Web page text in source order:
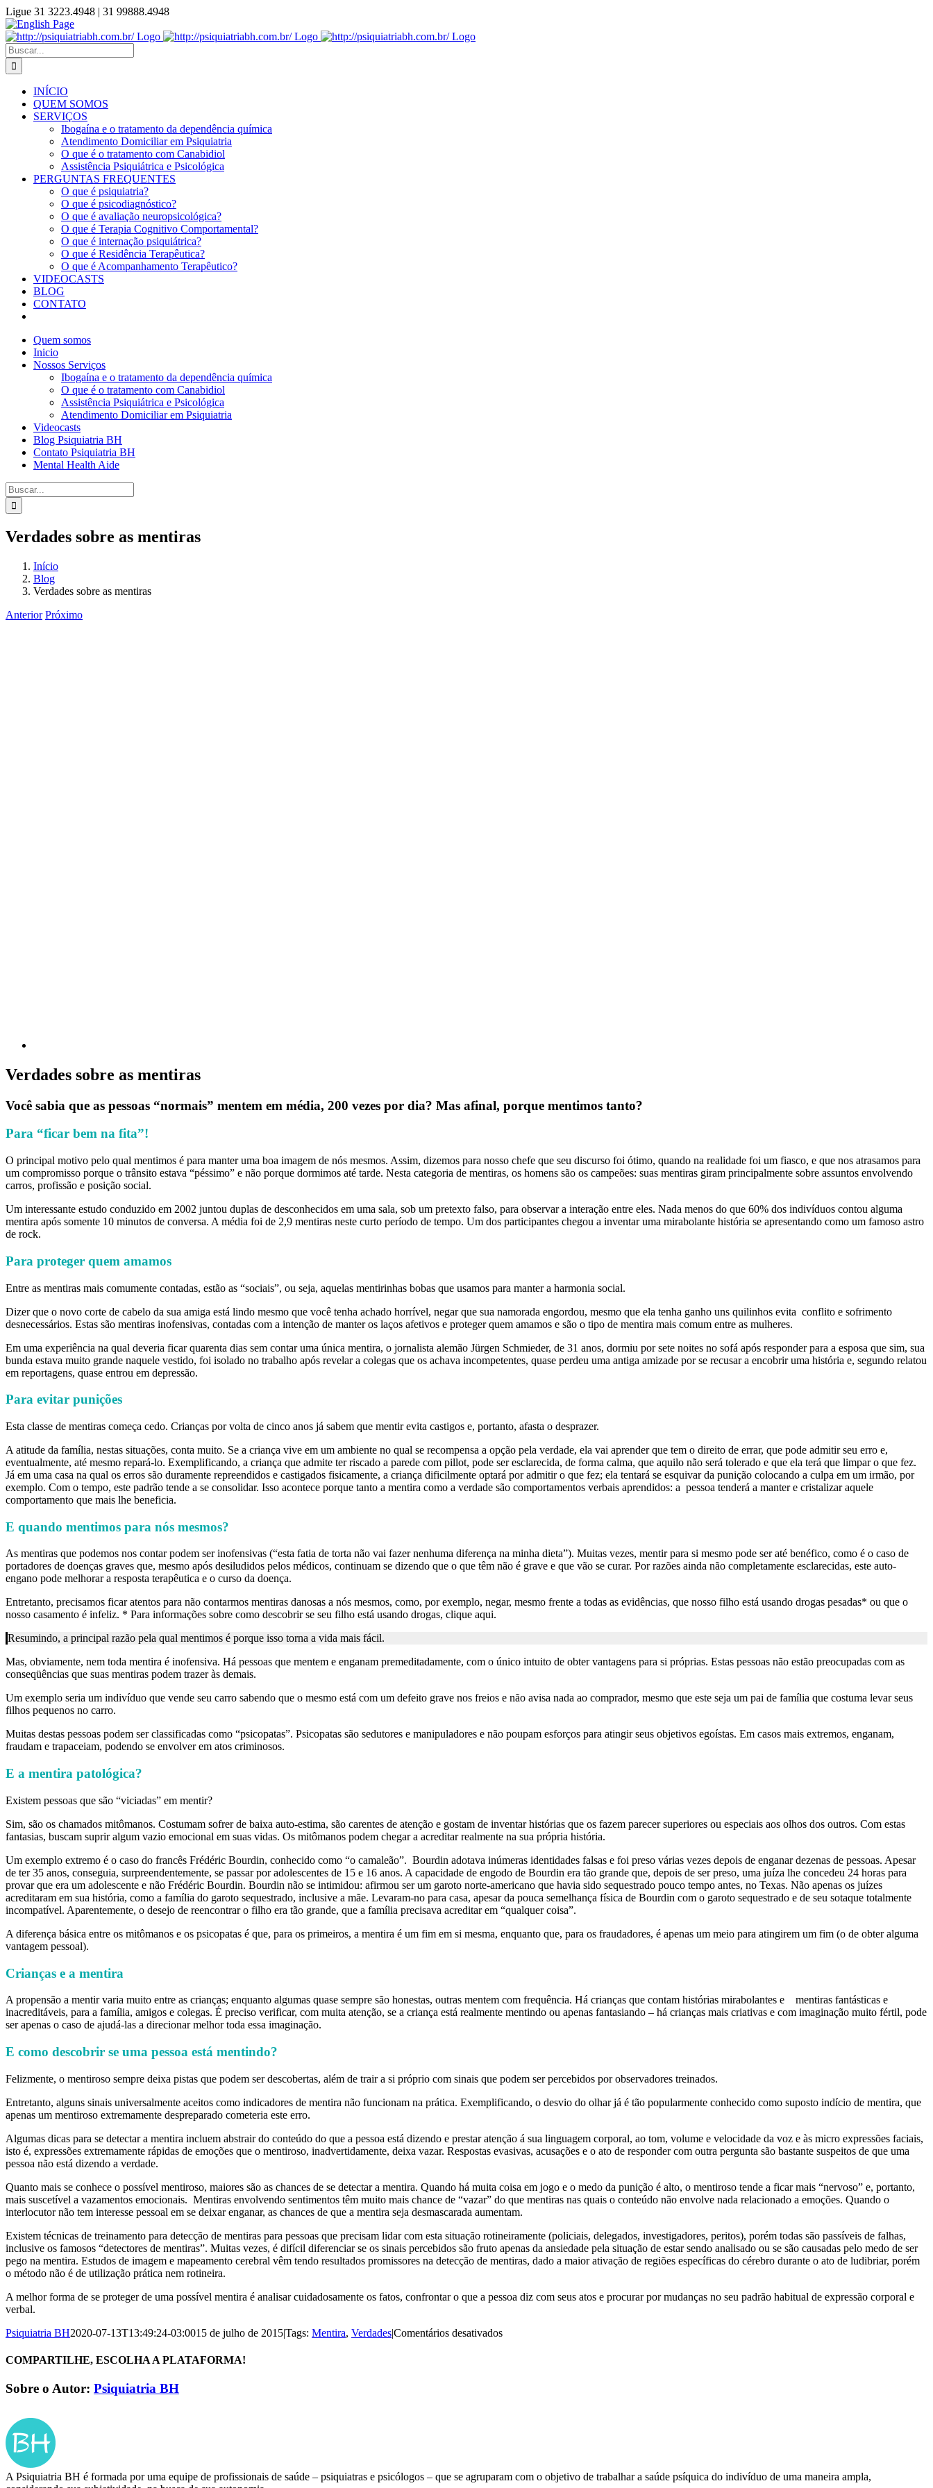
Ir
para
o
conteúdo
Ligue 31 3223.4948 | 31 99888.4948
Instagram
Facebook
YouTube
English
Page
Pesquisar
por:
INÍCIO
QUEM SOMOS
SERVIÇOS
Ibogaína e o tratamento da dependência química
Atendimento Domiciliar em Psiquiatria
O que é o tratamento com Canabidiol
Assistência Psiquiátrica e Psicológica
PERGUNTAS FREQUENTES
O que é psiquiatria?
O que é psicodiagnóstico?
O que é avaliação neuropsicológica?
O que é Terapia Cognitivo Comportamental?
O que é internação psiquiátrica?
O que é Residência Terapêutica?
O que é Acompanhamento Terapêutico?
VIDEOCASTS
BLOG
CONTATO
Quem somos
Inicio
Nossos Serviços
Ibogaína e o tratamento da dependência química
O que é o tratamento com Canabidiol
Assistência Psiquiátrica e Psicológica
Atendimento Domiciliar em Psiquiatria
Videocasts
Blog Psiquiatria BH
Contato Psiquiatria BH
Mental Health Aide
Pesquisar
por:
Verdades sobre as mentiras
Início
Blog
Verdades sobre as mentiras
Anterior Próximo
Verdades sobre as mentiras
Você sabia que as pessoas “normais” mentem em média, 200 vezes por dia? Mas afinal, porque mentimos tanto?
Para “ficar bem na fita”!
O principal motivo pelo qual mentimos é para manter uma boa imagem de nós mesmos. Assim, dizemos para nosso chefe que seu discurso foi ótimo, quando na realidade foi um fiasco, e que nos atrasamos para
um compromisso porque o trânsito estava “péssimo” e não porque dormimos até tarde. Nesta categoria de mentiras, os homens são os campeões: suas mentiras giram principalmente sobre assuntos envolvendo
carros, profissão e posição social.
Um interessante estudo conduzido em 2002 juntou duplas de desconhecidos em uma sala, sob um pretexto falso, para observar a interação entre eles. Nada menos do que 60% dos indivíduos contou alguma
mentira após somente 10 minutos de conversa. A média foi de 2,9 mentiras neste curto período de tempo. Um dos participantes chegou a inventar uma mirabolante história se apresentando como um famoso astro
de rock.
Para proteger quem amamos
Entre as mentiras mais comumente contadas, estão as “sociais”, ou seja, aquelas mentirinhas bobas que usamos para manter a harmonia social.
Dizer que o novo corte de cabelo da sua amiga está lindo mesmo que você tenha achado horrível, negar que sua namorada engordou, mesmo que ela tenha ganho uns quilinhos evita conflito e sofrimento
desnecessários. Estas são mentiras inofensivas, contadas com a intenção de manter os laços afetivos e proteger quem amamos e são o tipo de mentira mais comum entre as mulheres.
Em uma experiência na qual deveria ficar quarenta dias sem contar uma única mentira, o jornalista alemão Jürgen Schmieder, de 31 anos, dormiu por sete noites no sofá após responder para a esposa que sim, sua
bunda estava muito grande naquele vestido, foi isolado no trabalho após revelar a colegas que os achava incompetentes, quase perdeu uma antiga amizade por se recusar a encobrir uma história e, segundo relatou
em reportagens, quase entrou em depressão.
Para evitar punições
Esta classe de mentiras começa cedo. Crianças por volta de cinco anos já sabem que mentir evita castigos e, portanto, afasta o desprazer.
A atitude da família, nestas situações, conta muito. Se a criança vive em um ambiente no qual se recompensa a opção pela verdade, ela vai aprender que tem o direito de errar, que pode admitir seu erro e,
eventualmente, até mesmo repará-lo. Exemplificando, a criança que admite ter riscado a parede com pillot, pode ser esclarecida, de forma calma, que aquilo não será tolerado e que ela terá que limpar o que fez.
Já em uma casa na qual os erros são duramente repreendidos e castigados fisicamente, a criança dificilmente optará por admitir o que fez; ela tentará se esquivar da punição colocando a culpa em um irmão, por
exemplo. Com o tempo, este padrão tende a se consolidar. Isso acontece porque tanto a mentira como a verdade são comportamentos verbais aprendidos: a pessoa tenderá a manter e cristalizar aquele
comportamento que mais lhe beneficia.
E quando mentimos para nós mesmos?
As mentiras que podemos nos contar podem ser inofensivas (“esta fatia de torta não vai fazer nenhuma diferença na minha dieta”). Muitas vezes, mentir para si mesmo pode ser até benéfico, como é o caso de
portadores de doenças graves que, mesmo após desiludidos pelos médicos, continuam se dizendo que o que têm não é grave e que vão se curar. Por razões ainda não completamente esclarecidas, este auto-
engano pode melhorar a resposta terapêutica e o curso da doença.
Entretanto, precisamos ficar atentos para não contarmos mentiras danosas a nós mesmos, como, por exemplo, negar, mesmo frente a todas as evidências, que nosso filho está usando drogas pesadas* ou que o
nosso casamento é infeliz. * Para informações sobre como descobrir se seu filho está usando drogas, clique aqui.
Resumindo, a principal razão pela qual mentimos é porque isso torna a vida mais fácil.
Mas, obviamente, nem toda mentira é inofensiva. Há pessoas que mentem e enganam premeditadamente, com o único intuito de obter vantagens para si próprias. Estas pessoas não estão preocupadas com as
conseqüências que suas mentiras podem trazer às demais.
Um exemplo seria um indivíduo que vende seu carro sabendo que o mesmo está com um defeito grave nos freios e não avisa nada ao comprador, mesmo que este seja um pai de família que costuma levar seus
filhos pequenos no carro.
Muitas destas pessoas podem ser classificadas como “psicopatas”. Psicopatas são sedutores e manipuladores e não poupam esforços para atingir seus objetivos egoístas. Em casos mais extremos, enganam,
fraudam e trapaceiam, podendo se envolver em atos criminosos.
E a mentira patológica?
Existem pessoas que são “viciadas” em mentir?
Sim, são os chamados mitômanos. Costumam sofrer de baixa auto-estima, são carentes de atenção e gostam de inventar histórias que os fazem parecer superiores ou especiais aos olhos dos outros. Com estas
fantasias, buscam suprir algum vazio emocional em suas vidas. Os mitômanos podem chegar a acreditar realmente na sua própria história.
Um exemplo extremo é o caso do francês Frédéric Bourdin, conhecido como “o camaleão”. Bourdin adotava inúmeras identidades falsas e foi preso várias vezes depois de enganar dezenas de pessoas. Apesar
de ter 35 anos, conseguia, surpreendentemente, se passar por adolescentes de 15 e 16 anos. A capacidade de engodo de Bourdin era tão grande que, depois de ser preso, uma juíza lhe concedeu 24 horas para
provar que era um adolescente e não Frédéric Bourdin. Bourdin não se intimidou: afirmou ser um garoto norte-americano que havia sido sequestrado pouco tempo antes, no Texas. Não apenas os juízes
acreditaram em sua história, como a família do garoto sequestrado, inclusive a mãe. Levaram-no para casa, apesar da pouca semelhança física de Bourdin com o garoto sequestrado e de seu sotaque totalmente
incompatível. Aparentemente, o desejo de reencontrar o filho era tão grande, que a família precisava acreditar em “qualquer coisa”.
A diferença básica entre os mitômanos e os psicopatas é que, para os primeiros, a mentira é um fim em si mesma, enquanto que, para os fraudadores, é apenas um meio para atingirem um fim (o de obter alguma
vantagem pessoal).
Crianças e a mentira
A propensão a mentir varia muito entre as crianças; enquanto algumas quase sempre são honestas, outras mentem com frequência. Há crianças que contam histórias mirabolantes e mentiras fantásticas e
inacreditáveis, para a família, amigos e colegas. É preciso verificar, com muita atenção, se a criança está realmente mentindo ou apenas fantasiando – há crianças mais criativas e com imaginação muito fértil, pode
ser apenas o caso de ajudá-las a direcionar melhor toda essa imaginação.
E como descobrir se uma pessoa está mentindo?
Felizmente, o mentiroso sempre deixa pistas que podem ser descobertas, além de trair a si próprio com sinais que podem ser percebidos por observadores treinados.
Entretanto, alguns sinais universalmente aceitos como indicadores de mentira não funcionam na prática. Exemplificando, o desvio do olhar já é tão popularmente conhecido como suposto indício de mentira, que
apenas um mentiroso extremamente despreparado cometeria este erro.
Algumas dicas para se detectar a mentira incluem abstrair do conteúdo do que a pessoa está dizendo e prestar atenção á sua linguagem corporal, ao tom, volume e velocidade da voz e às micro expressões faciais,
isto é, expressões extremamente rápidas de emoções que o mentiroso, inadvertidamente, deixa vazar. Respostas evasivas, acusações e o ato de responder com outra pergunta são bastante suspeitos de que uma
pessoa não está dizendo a verdade.
Quanto mais se conhece o possível mentiroso, maiores são as chances de se detectar a mentira. Quando há muita coisa em jogo e o medo da punição é alto, o mentiroso tende a ficar mais “nervoso” e, portanto,
mais suscetível a vazamentos emocionais. Mentiras envolvendo sentimentos têm muito mais chance de “vazar” do que mentiras nas quais o conteúdo não envolve nada relacionado a emoções. Quando o
interlocutor não tem interesse pessoal em se deixar enganar, as chances de que a mentira seja desmascarada aumentam.
Existem técnicas de treinamento para detecção de mentiras para pessoas que precisam lidar com esta situação rotineiramente (policiais, delegados, investigadores, peritos), porém todas são passíveis de falhas,
inclusive os famosos “detectores de mentiras”. Muitas vezes, é difícil diferenciar se os sinais percebidos são fruto apenas da ansiedade pela situação de estar sendo analisado ou se são causadas pelo medo de ser
pego na mentira. Estudos de imagem e mapeamento cerebral vêm tendo resultados promissores na detecção de mentiras, dado a maior ativação de regiões específicas do cérebro durante o ato de ludibriar, porém
o método não é de utilização prática nem rotineira.
A melhor forma de se proteger de uma possível mentira é analisar cuidadosamente os fatos, confrontar o que a pessoa diz com seus atos e procurar por mudanças no seu padrão habitual de expressão corporal e
verbal.
Psiquiatria BH2020-07-13T13:49:24-03:0015 de julho de 2015|Tags: Mentira, Verdades|Comentários desativadosem
COMPARTILHE, ESCOLHA A PLATAFORMA!
Facebook
X
LinkedIn
WhatsApp
E-
Sobre o Autor: Psiquiatria BH
A Psiquiatria BH é formada por uma equipe de profissionais de saúde – psiquiatras e psicólogos – que se agruparam com o objetivo de trabalhar a saúde psíquica do indivíduo de uma maneira ampla,